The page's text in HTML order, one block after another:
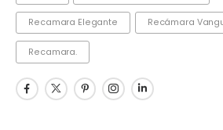
Recamara Elegante Recámara
Recamara.